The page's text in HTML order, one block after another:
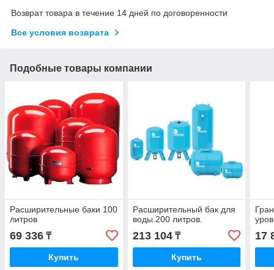
Возврат товара в течение 14 дней по договоренности
Все условия возврата
Подобные товары компании
Расширительные баки 100
литров
69 336 ₸
Купить
Расширительный бак для
воды 200 литров.
213 104₸
Купить
17